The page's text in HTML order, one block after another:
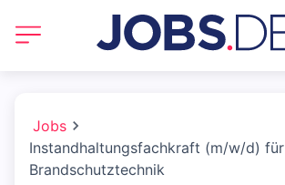
Jobs
Instandhaltungsfachkraft (m/w/d) für
Brandschutztechnik